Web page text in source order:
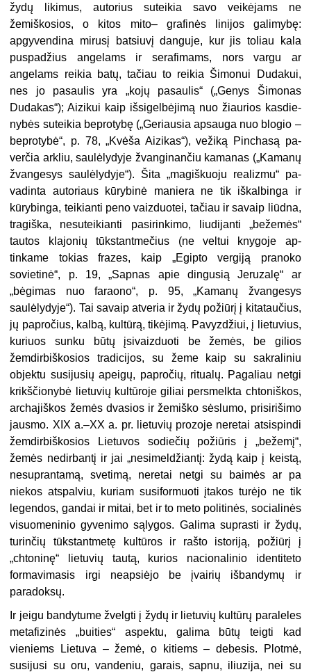
žydų likimus, autorius suteikia savo veikė­jams ne
žemiškosios, o kitos mito– grafinės linijos galimybę:
apgyvendina mirusį batsiuvį danguje, kur jis toliau kala
puspadžius angelams ir serafi­mams, nors vargu ar
angelams reikia batų, tačiau to reikia Šimonui Dudakui,
nes jo pasaulis yra „kojų pasaulis“ („Genys Šimonas
Dudakas“); Aizikui kaip išsigelbėjimą nuo žiaurios kasdie­
nybės suteikia beprotybę („Geriausia apsauga nuo blogio –
beprotybė“, p. 78, „Kvėša Aizikas“), vežiką Pinchasą pa­
verčia arkliu, saulėlydyje žvanginančiu kamanas („Kamanų
žvangesys saulėly­dyje“). Šita „magiškuoju realizmu“ pa­
vadinta autoriaus kūrybinė maniera ne tik iškalbinga ir
kūrybinga, teikianti peno vaizduotei, tačiau ir savaip liūdna,
tragiška, nesuteikianti pasirinkimo, liudijanti „bežemės“
tautos klajonių tūkstantmečius (ne veltui knygoje ap­
tinkame tokias frazes, kaip „Egipto vergiją pranoko
sovietinė“, p. 19, „Sap­nas apie dingusią Jeruzalę“ ar
„bėgimas nuo faraono“, p. 95, „Kamanų žvangesys
saulėlydyje“). Tai savaip atveria ir žydų požiūrį į kitataučius,
jų papročius, kalbą, kultūrą, tikėjimą. Pavyzdžiui, į lietuvius,
kuriuos sunku būtų įsivaiz­duoti be žemės, be gilios
žemdirbiško­sios tradicijos, su žeme kaip su sak­raliniu
objektu susijusių apeigų, pa­pročių, ritualų. Pagaliau netgi
krikš­čionybė lietuvių kultūroje giliai per­smelkta chtoniškos,
archajiškos žemės dvasios ir žemiško sėslumo, prisirišimo
jausmo. XIX a.–XX a. pr. lietuvių prozo­je neretai atsispindi
žemdirbiškosios Lietuvos sodiečių požiūris į „bežemį“,
žemės nedirbantį ir jai „nesimeldžiantį: žydą kaip į keistą,
nesuprantamą, sve­timą, neretai netgi su baimės ar pa
niekos atspalviu, kuriam susiformuoti įtakos turėjo ne tik
legendos, gandai ir mitai, bet ir to meto politinės, socialinės
visuomeninio gyvenimo sąlygos. Galima suprasti ir žydų,
turinčių tūkstantmetę kultūros ir rašto istoriją, požiūrį į
„chtoninę“ lietuvių tautą, kurios nacionalinio identiteto
formavimasis irgi neapsiėjo be įvairių išbandymų ir
paradoksų.
Ir jeigu bandytume žvelgti į žydų ir lietuvių kultūrų paraleles
metafizinės „buities“ aspektu, galima būtų teigti kad
vieniems Lietuva – žemė, o ki­tiems – debesis. Plotmė,
susijusi su oru, vandeniu, garais, sapnu, iliuzija, nei su